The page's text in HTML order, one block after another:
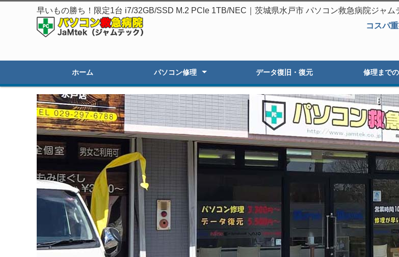
早いもの勝ち！限定1台 i7/32GB/SSD M.2 PCle 1TB/NEC｜茨城県水戸市 パソコン救急病院ジャム
コスパ
ホーム パソコン修理
起動しないPC修理
遅いPCの高速化
初期セットアップ
画面割れ・表示不良
OSアップグレード
オーダーPC製作・販売
その他のトラブル
データ復旧・復元 修理まで